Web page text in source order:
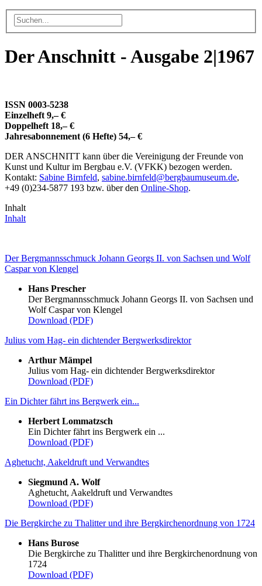
Der Anschnitt - Ausgabe 2|1967
ISSN 0003-5238
Einzelheft 9,– €
Doppelheft 18,– €
Jahresabonnement (6 Hefte) 54,– €
DER ANSCHNITT kann über die Vereinigung der Freunde von
Kunst und Kultur im Bergbau e.V. (VFKK) bezogen werden.
Kontakt: Sabine Birnfeld, sabine.birnfeld@bergbaumuseum.de,
+49 (0)234-5877 193 bzw. über den Online-Shop.
Inhalt
Inhalt
Der Bergmannsschmuck Johann Georgs II. von Sachsen und Wolf
Caspar von Klengel
Hans Prescher
Der Bergmannsschmuck Johann Georgs II. von Sachsen und
Wolf Caspar von Klengel
Download (PDF)
Julius vom Hag- ein dichtender Bergwerksdirektor
Arthur Mämpel
Julius vom Hag- ein dichtender Bergwerksdirektor
Download (PDF)
Ein Dichter fährt ins Bergwerk ein...
Herbert Lommatzsch
Ein Dichter fährt ins Bergwerk ein ...
Download (PDF)
Aghetucht, Aakeldruft und Verwandtes
Siegmund A. Wolf
Aghetucht, Aakeldruft und Verwandtes
Download (PDF)
Die Bergkirche zu Thalitter und ihre Bergkirchenordnung von 1724
Hans Burose
Die Bergkirche zu Thalitter und ihre Bergkirchenordnung von
1724
Download (PDF)